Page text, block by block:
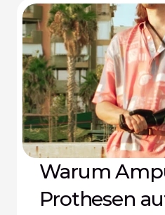
Warum
Prothesen